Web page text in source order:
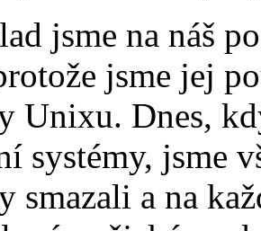
jsme na náš
jsme jej
Unixu. Dnes,
systémy, jsme
smazali a na